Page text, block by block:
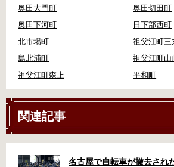
奥田大門町
奥田切田町
奥田下河町
日下部西町
北市場町
祖父江町三
島北浦町
祖父江町山
祖父江町森上
平和町
関連記事
名古屋で自転車が撤去され